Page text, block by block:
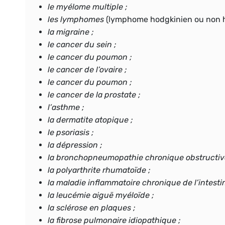
le myélome multiple ;
les lymphomes (lymphome hodgkinien ou non
la migraine ;
le cancer du sein ;
le cancer du poumon ;
le cancer de l’ovaire ;
le cancer du poumon ;
le cancer de la prostate ;
l’asthme ;
la dermatite atopique ;
le psoriasis ;
la dépression ;
la bronchopneumopathie chronique
la polyarthrite rhumatoïde ;
la maladie inflammatoire chronique de
la leucémie aiguë myéloïde ;
la sclérose en plaques ;
la fibrose pulmonaire idiopathique ;